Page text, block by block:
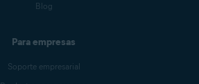
Blog
Para empresas
Soporte empresarial